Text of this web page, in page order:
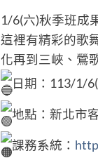
1/6(六)秋季班成
這裡有精彩的歌
化再到三峽、鶯
日期：113/1/
地點：新北市
課務系統：